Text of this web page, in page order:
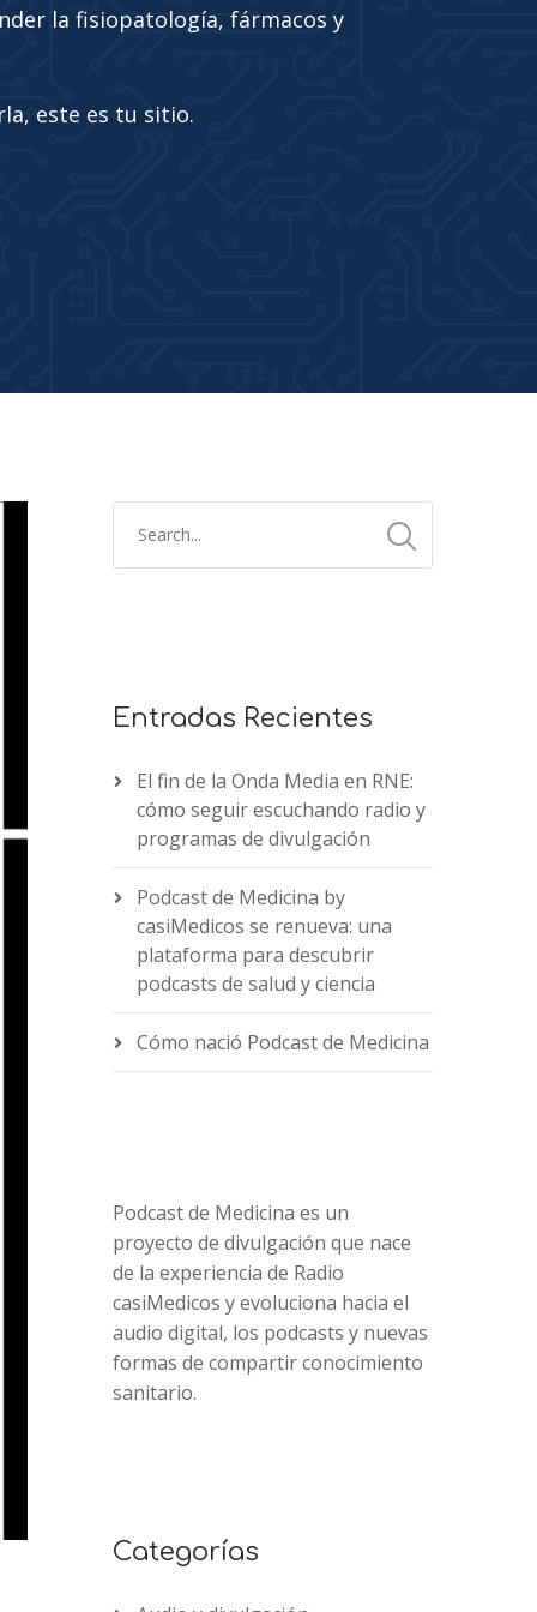
la fisiopatología, fármacos y
este es tu sitio.
Entradas Recientes
El fin de la Onda Media en RNE:
cómo seguir escuchando radio y
programas de divulgación
Podcast de Medicina by
casiMedicos se renueva: una
plataforma para descubrir
podcasts de salud y ciencia
Cómo nació Podcast de Medicina
Podcast de Medicina es un
proyecto de divulgación que nace
de la experiencia de Radio
casiMedicos y evoluciona hacia el
audio digital, los podcasts y nuevas
formas de compartir conocimiento
sanitario.
Categorías